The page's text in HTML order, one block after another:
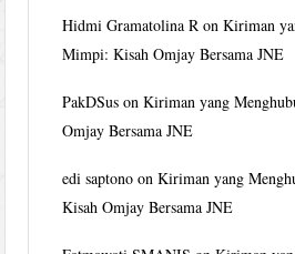
Hidmi Gramatolina R onKiriman
Mimpi: Kisah Omjay Bersama JNE
PakDSus onKiriman yang
Omjay Bersama JNE
edi saptono onKiriman yang
Kisah Omjay Bersama JNE